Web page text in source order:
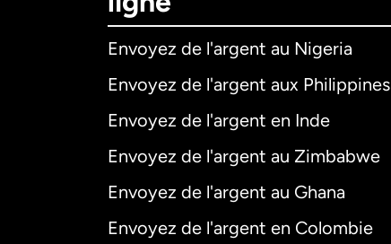
Envoyez de l'argent au Nigeria
Envoyez de l'argent aux Philippines
Envoyez de l'argent en Inde
Envoyez de l'argent au Zimbabwe
Envoyez de l'argent au Ghana
Envoyez de l'argent en Colombie